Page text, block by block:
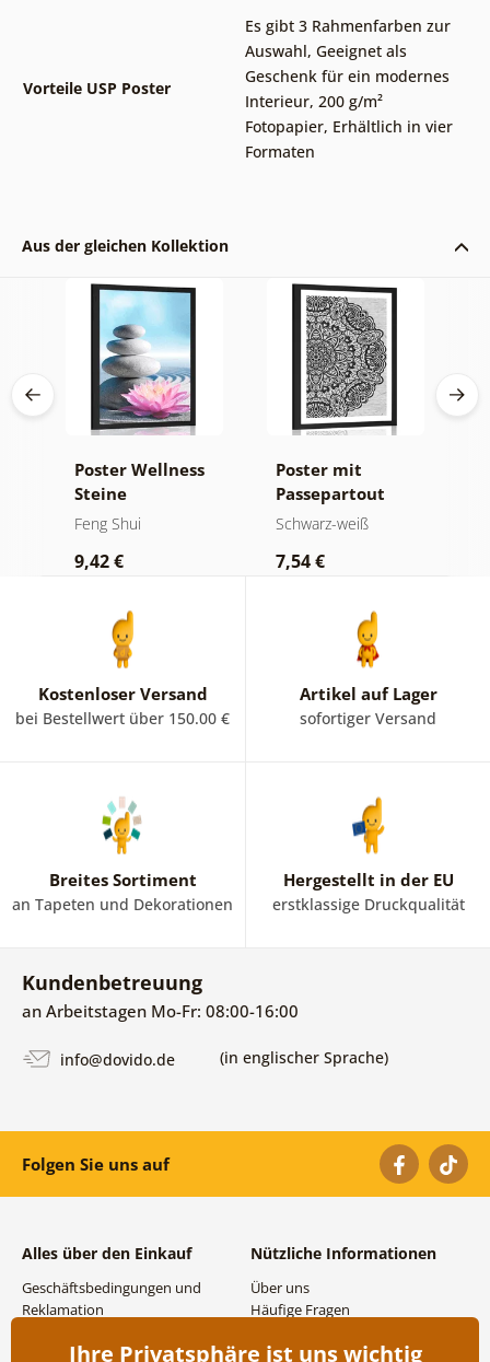
Vorteile USP Poster
Es gibt 3 Rahmenfarben zur
Auswahl, Geeignet als
Geschenk für ein modernes
Interieur, 200 g/m²
Fotopapier, Erhältlich in vier
Formaten
Aus der gleichen Kollektion
Poster Wellness
Steine
Feng Shui
9,42 €
Poster mit
Passepartout
Blumenmandala
Schwarz-weiß
7,54 €
Kostenloser Versand
bei Bestellwert über 150.00 €
Artikel auf Lager
sofortiger Versand
Breites Sortiment
an Tapeten und Dekorationen
Hergestellt in der EU
erstklassige Druckqualität
Kundenbetreuung
an Arbeitstagen Mo-Fr: 08:00-16:00
info@dovido.de (in englischer Sprache)
Folgen Sie uns auf
Alles über den Einkauf
Geschäftsbedingungen und
Reklamation
Versand- und
Nützliche Informationen
Über uns
Häufige Fragen
Großhandel und
Ihre Privatsphäre ist uns wichtig